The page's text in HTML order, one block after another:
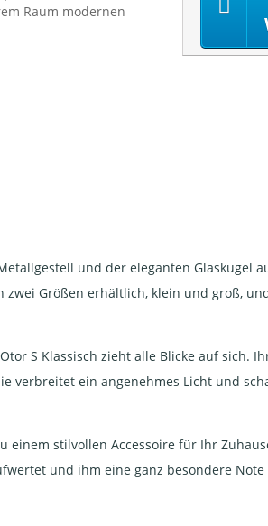
Raum modernen
und der eleganten Glaskugel
Größen erhältlich, klein und groß,
S Klassisch zieht alle Blicke auf sich.
verbreitet ein angenehmes Licht und
einem stilvollen Accessoire für Ihr
und ihm eine ganz besondere